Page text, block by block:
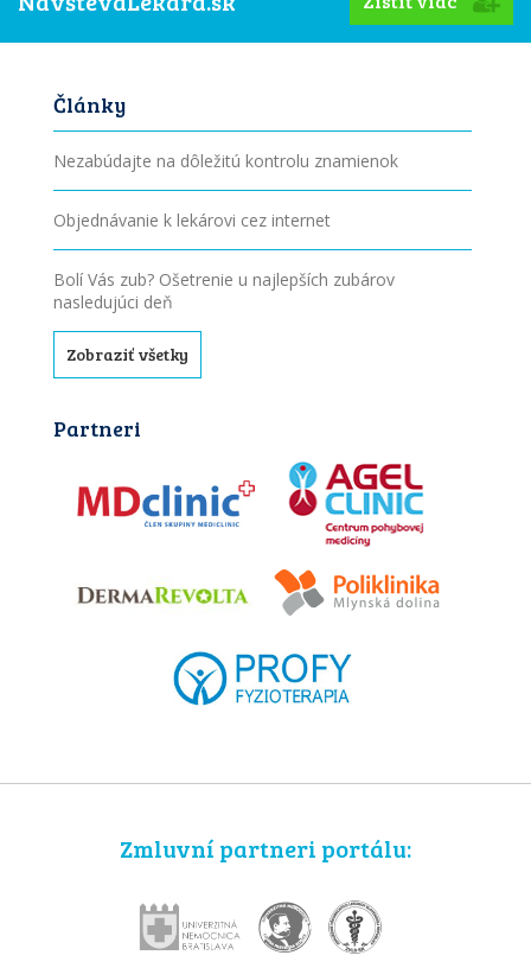
Články
Nezabúdajte na dôležitú kontrolu znamienok
Objednávanie k lekárovi cez internet
Bolí Vás zub? Ošetrenie u najlepších zubárov
nasledujúci deň
Zobraziť všetky
Partneri
Zmluvní partneri portálu: